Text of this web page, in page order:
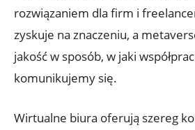
rozwiązaniem dla firm i
zyskuje na znaczeniu, a
jakość w sposób, w jaki
komunikujemy się.
Wirtualne biura oferują szereg